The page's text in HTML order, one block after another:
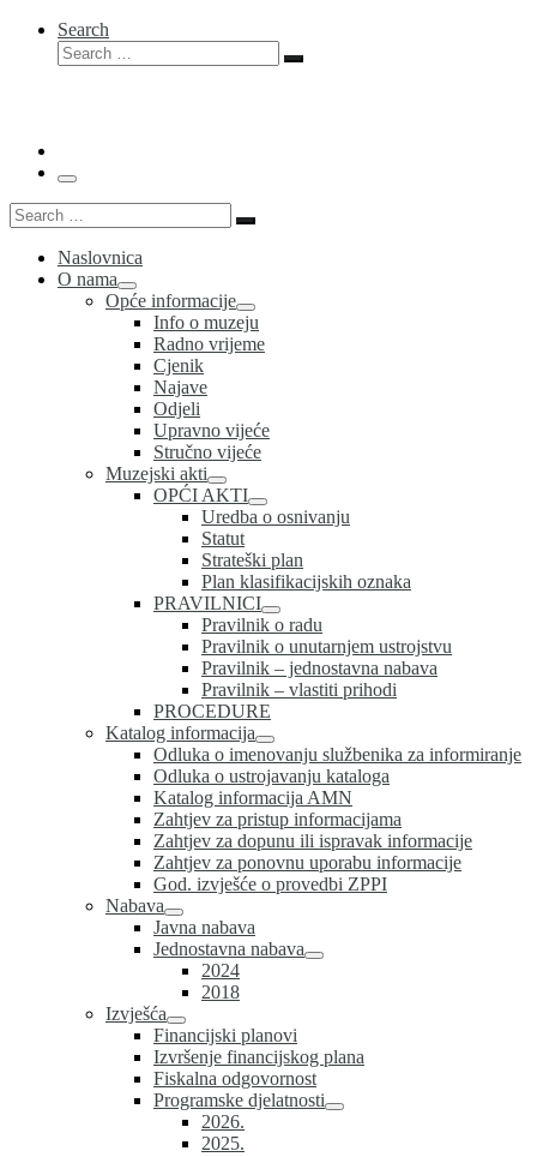
Search
Search
Search
Menu
Search
Search
Naslovnica
O nama
Opće informacije
Info o muzeju
Radno vrijeme
Cjenik
Najave
Odjeli
Upravno vijeće
Stručno vijeće
Muzejski akti
OPĆI AKTI
Uredba o osnivanju
Statut
Strateški plan
Plan klasifikacijskih oznaka
PRAVILNICI
Pravilnik o radu
Pravilnik o unutarnjem ustrojstvu
Pravilnik – jednostavna nabava
Pravilnik – vlastiti prihodi
PROCEDURE
Katalog informacija
Odluka o imenovanju službenika za informiranje
Odluka o ustrojavanju kataloga
Katalog informacija AMN
Zahtjev za pristup informacijama
Zahtjev za dopunu ili ispravak informacije
Zahtjev za ponovnu uporabu informacije
God. izvješće o provedbi ZPPI
Nabava
Javna nabava
Jednostavna nabava
2024
2018
Izvješća
Financijski planovi
Izvršenje financijskog plana
Fiskalna odgovornost
Programske djelatnosti
2026.
2025.